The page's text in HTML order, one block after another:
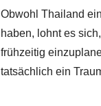
Obwohl Thailand
haben, lohnt es
frühzeitig
tatsächlich ein